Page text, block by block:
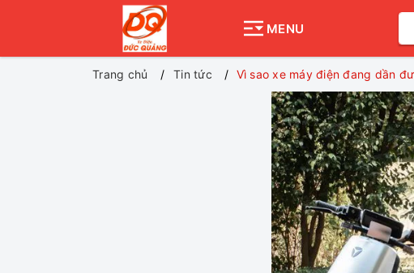
MENU
Trang chủ Tin tức Vì sao xe máy điện đang dần